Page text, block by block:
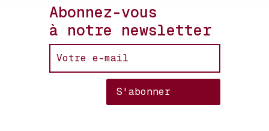
Abonnez-vous
à notre newsletter